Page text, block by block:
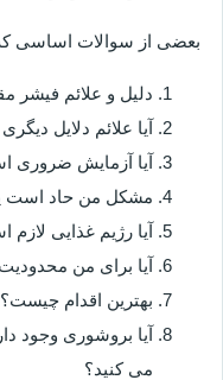
بعضی از سوالات اساسی که
دلیل و علائم فیشر
آیا علائم دلایل
آیا آزمایش ضروری
مشکل من حاد است
آیا رژیم غذایی
آیا برای من
بهترین اقدام چیست؟
آیا بروشوری وجود
می کنید؟